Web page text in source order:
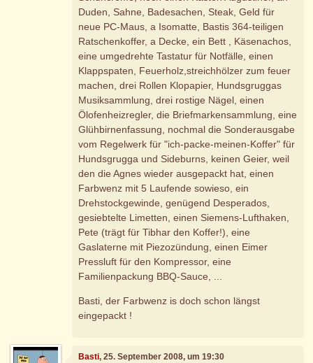
Duden, Sahne, Badesachen, Steak, Geld für
neue PC-Maus, a Isomatte, Bastis 364-teiligen
Ratschenkoffer, a Decke, ein Bett , Käsenachos,
eine umgedrehte Tastatur für Notfälle, einen
Klappspaten, Feuerholz,streichhölzer zum feuer
machen, drei Rollen Klopapier, Hundsgruggas
Musiksammlung, drei rostige Nägel, einen
Ölofenheizregler, die Briefmarkensammlung, eine
Glühbirnenfassung, nochmal die Sonderausgabe
vom Regelwerk für "ich-packe-meinen-Koffer" für
Hundsgrugga und Sideburns, keinen Geier, weil
den die Agnes wieder ausgepackt hat, einen
Farbwenz mit 5 Laufende sowieso, ein
Drehstockgewinde, genügend Desperados,
gesiebtelte Limetten, einen Siemens-Lufthaken,
Pete (trägt für Tibhar den Koffer!), eine
Gaslaterne mit Piezozündung, einen Eimer
Pressluft für den Kompressor, eine
Familienpackung BBQ-Sauce, ...
Basti, der Farbwenz is doch schon längst
eingepackt !
Basti, 25. September 2008, um 19:30